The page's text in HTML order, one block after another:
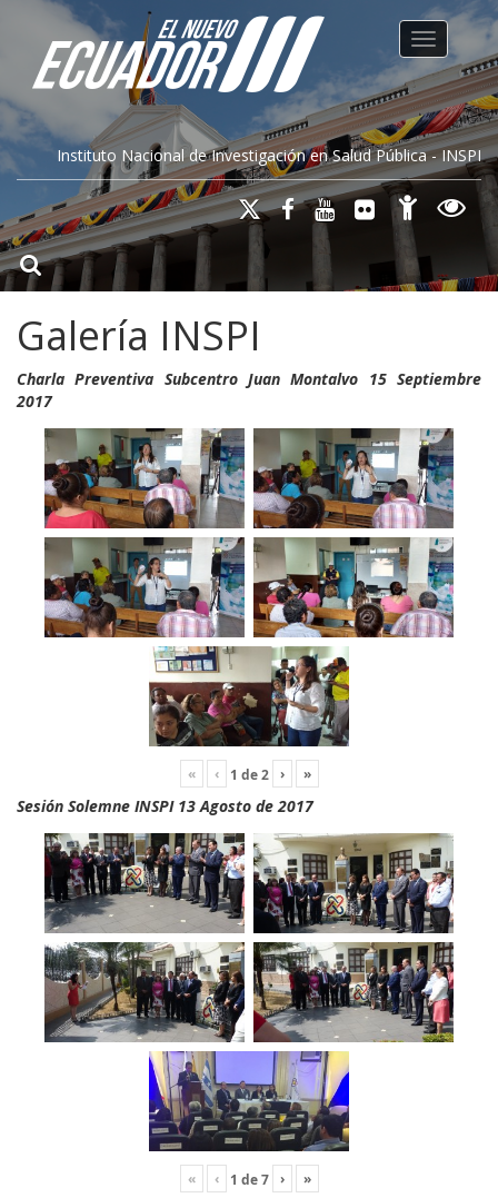
Instituto Nacional de Investigación en Salud Pública - INSPI
Toggle
Galería INSPI
Charla Preventiva Subcentro Juan Montalvo 15 Septiembre
2017
« ‹ 1 de2 › »
Sesión Solemne INSPI 13 Agosto de 2017
« ‹ 1 de7 › »